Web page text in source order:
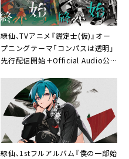
緑仙、TVアニメ『鑑定士(仮)』オー
プニングテーマ「コンパスは透明」
先行配信開始＋Official Audio公
緑仙、1stフルアルバム『僕の一部始